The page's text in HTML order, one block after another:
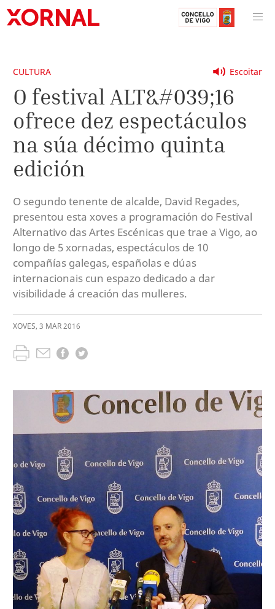
Escoitar
CULTURA
O festival ALT&#039;16
ofrece dez espectáculos
na súa décimo quinta
edición
O segundo tenente de alcalde, David Regades,
presentou esta xoves a programación do Festival
Alternativo das Artes Escénicas que trae a Vigo, ao
longo de 5 xornadas, espectáculos de 10
compañías galegas, españolas e dúas
internacionais cun espazo dedicado a dar
visibilidade á creación das mulleres.
XOVES, 3 MAR2016